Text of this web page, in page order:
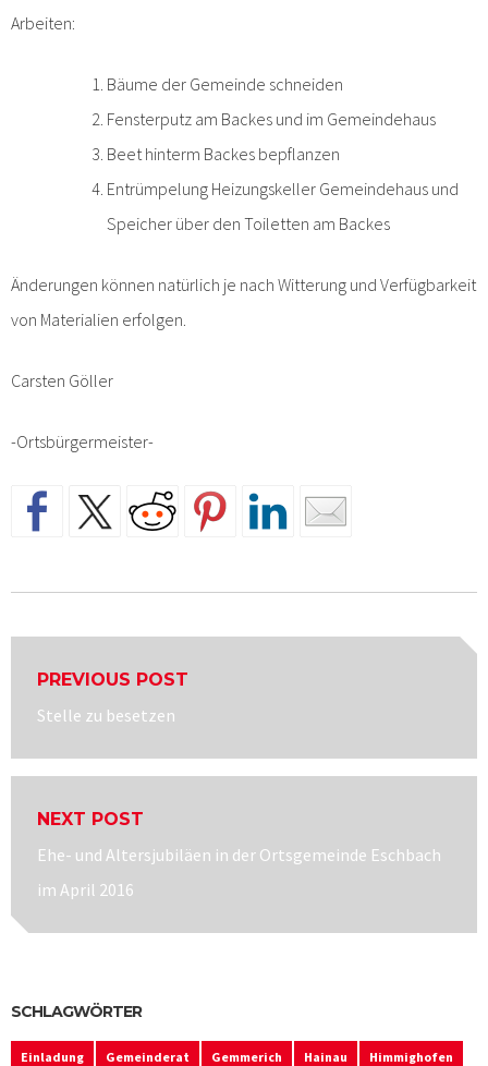
Arbeiten:
Bäume der Gemeinde schneiden
Fensterputz am Backes und im Gemeindehaus
Beet hinterm Backes bepflanzen
Entrümpelung Heizungskeller Gemeindehaus und
Speicher über den Toiletten am Backes
Änderungen können natürlich je nach Witterung und Verfügbarkeit
von Materialien erfolgen.
Carsten Göller
-Ortsbürgermeister-
PREVIOUS POST
Previous
Stelle zu besetzen
NEXT POST
Next
post:
Ehe- und Altersjubiläen in der Ortsgemeinde Eschbach
im April 2016
SCHLAGWÖRTER
Einladung Gemeinderat Gemmerich Hainau Himmighofen